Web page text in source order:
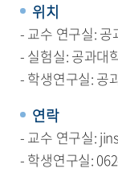
위치
- 교수 연구실: 공
- 실험실: 공과대
- 학생연구실: 공
연락
- 교수 연구실:
- 학생연구실: